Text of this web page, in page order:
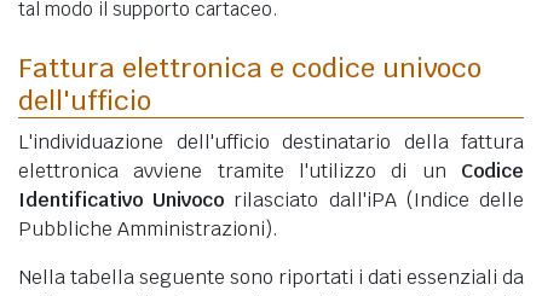
tal modo il supporto cartaceo.
Fattura elettronica e codice univoco
dell'ufficio
L'individuazione dell'ufficio destinatario della fattura
elettronica avviene tramite l'utilizzo di un Codice
Identificativo Univoco rilasciato dall'iPA (Indice delle
Pubbliche Amministrazioni).
Nella tabella seguente sono riportati i dati essenziali da